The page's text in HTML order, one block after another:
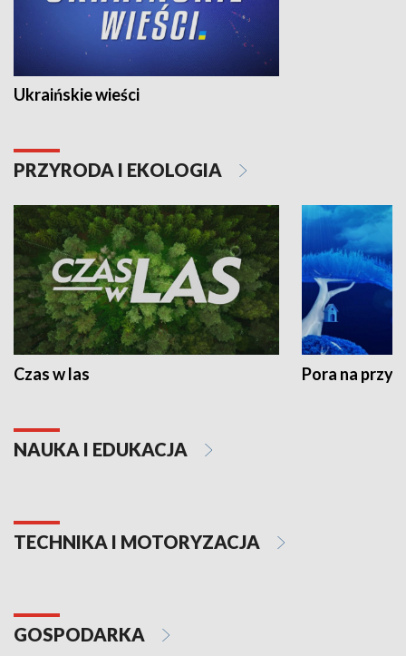
Ukraińskie wieści
PRZYRODA I EKOLOGIA
Czas w las Pora na
NAUKA I EDUKACJA
TECHNIKA I MOTORYZACJA
GOSPODARKA